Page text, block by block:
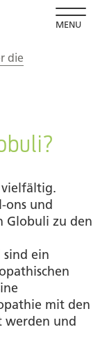
MENU
die
ons und
Globuli zu den
ein
mit den
und